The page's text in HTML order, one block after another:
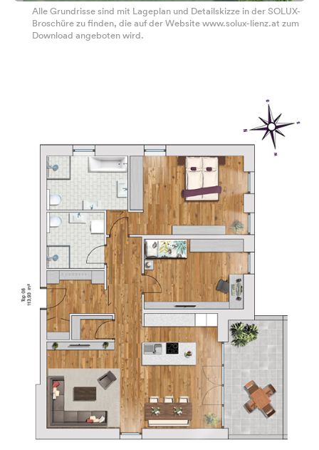
Alle Grundrisse sind mit Lageplan und Detailskizze in der SOLUX-
Broschüre zu finden, die auf der Website www.solux-lienz.at zum
Download angeboten wird.